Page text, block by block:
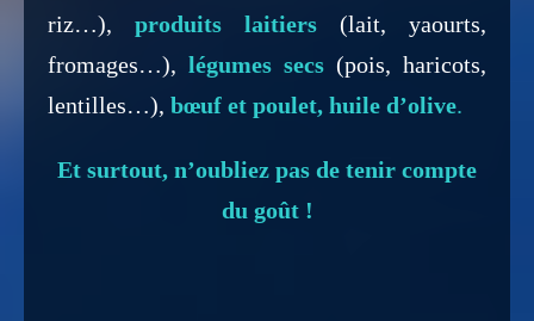
riz…), produits laitiers (lait, yaourts,
fromages…), légumes secs (pois, haricots,
lentilles…), bœuf et poulet, huile d’olive.
Et surtout, n’oubliez pas de tenir compte
du goût !